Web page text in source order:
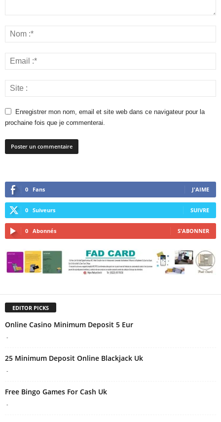
Enregistrer mon nom, email et site web dans ce navigateur pour la
prochaine fois que je commenterai.
0 Fans J'AIME
0 Suiveurs SUIVRE
0 Abonnés S'ABONNER
EDITOR PICKS
Online Casino Minimum Deposit 5 Eur
-
25 Minimum Deposit Online Blackjack Uk
-
Free Bingo Games For Cash Uk
-